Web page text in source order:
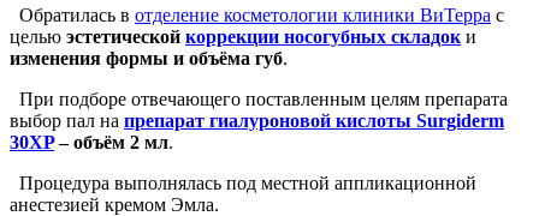
Обратилась в отделение косметологии клиники ВиТерра с
целью эстетической коррекции носогубных складок и
изменения формы и объёма губ.
При подборе отвечающего поставленным целям препарата
выбор пал на препарат гиалуроновой кислоты Surgiderm
30XP– объём 2 мл.
Процедура выполнялась под местной аппликационной
анестезией кремом Эмла.